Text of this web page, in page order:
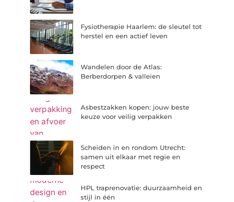
Fysiotherapie Haarlem: de sleutel tot
herstel en een actief leven
Wandelen door de Atlas:
Berberdorpen & valleien
Asbestzakken kopen: jouw beste
keuze voor veilig verpakken
Scheiden in en rondom Utrecht:
samen uit elkaar met regie en
respect
HPL traprenovatie: duurzaamheid en
stijl in één